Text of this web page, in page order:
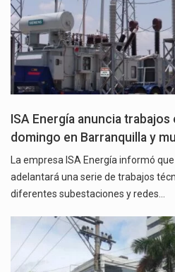
ISA Energía anuncia
domingo en Barranquilla y
La empresa ISA Energía informó
adelantará una serie de trabajos
diferentes subestaciones y redes…